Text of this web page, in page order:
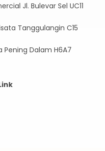
Jl. Bulevar Sel UC11
Tanggulangin C15
Pening Dalam H6A7